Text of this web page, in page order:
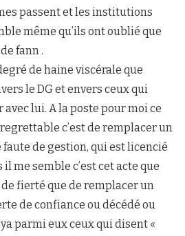
passent et les institutions
même qu’ils ont oublié que
fann .
de haine viscérale que
le DG et envers ceux qui
lui. A la poste pour moi ce
c’est de remplacer un
de gestion, qui est licencié
me semble c’est cet acte que
fierté que de remplacer un
de confiance ou décédé ou
parmi eux ceux qui disent «